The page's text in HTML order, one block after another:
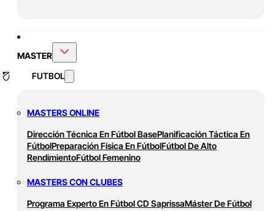
MASTER
FUTBOL
MASTERS ONLINE
Dirección Técnica En Fútbol BasePlanificación Táctica En
FútbolPreparación Física En FútbolFútbol De Alto
RendimientoFútbol Femenino
MASTERS CON CLUBES
Programa Experto En Fútbol CD SaprissaMáster De Fútbol